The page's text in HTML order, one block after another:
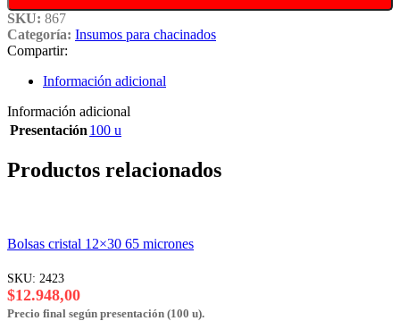
SKU: 867
Categoría: Insumos para chacinados
Compartir:
Información adicional
Información adicional
Presentación 100 u
Productos relacionados
Bolsas cristal 12×30 65 micrones
SKU: 2423
$12.948,00
Precio final según presentación (100 u).